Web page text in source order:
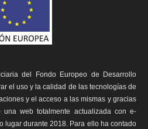
del Fondo Europeo de Desarrollo
el uso y la calidad de las tecnologías de
y el acceso a las mismas y gracias
web totalmente actualizada con e-
lugar durante 2018. Para ello ha contado